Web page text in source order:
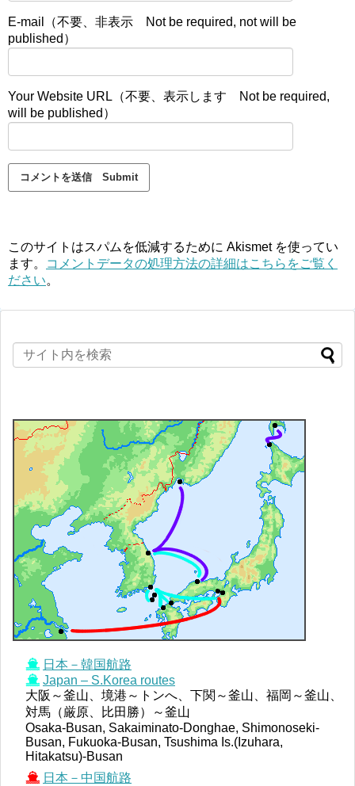
E-mail（不要、非表示 Not be required, not will be
published）
Your Website URL（不要、表示します Not be required,
will be published）
このサイトはスパムを低減するために Akismet を使ってい
ます。
コメントデータの処理方法の詳細はこちらをご覧く
ださい。
日本－韓国航路
Japan – S.Korea routes
大阪～釜山、境港～トンへ、下関～釜山、福岡～釜山、
対馬（厳原、比田勝）～釜山
Osaka-Busan, Sakaiminato-Donghae, Shimonoseki-
Busan, Fukuoka-Busan, Tsushima Is.(Izuhara,
Hitakatsu)-Busan
日本－中国航路